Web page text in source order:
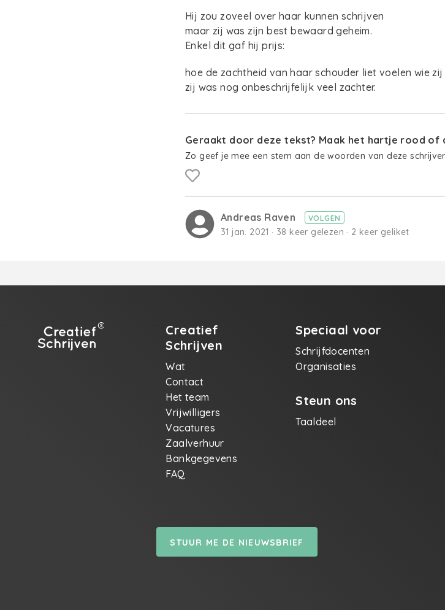
Hij zou zoveel over haar kunnen schrijven
maar zij was zijn best bewaard geheim.
Enkel dit gaf hij prijs:
hoe de zachtheid van haar schouder liet voelen wie zij
zij was nog onbeschrijfelijk veel zachter.
Geraakt door deze tekst? Maak het hartje rood of
Zo geef je mee een stem aan de woorden van deze schrijver.
Andreas Raven VOLGEN
31 jan. 2021 · 38 keer gelezen · 2 keer geliket
Creatief
Schrijven
Wat
Contact
Het team
Vrijwilligers
Vacatures
Zaalverhuur
Bankgegevens
FAQ
Speciaal voor
Schrijfdocenten
Organisaties
Steun ons
Taaldeel
STUUR ME DE NIEUWSBRIEF